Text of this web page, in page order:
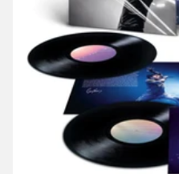
vorheriges